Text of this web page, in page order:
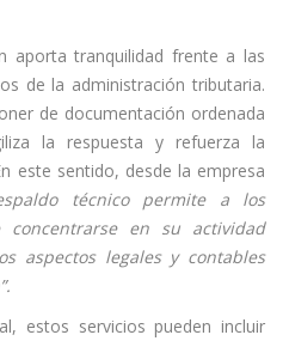
aporta tranquilidad frente a las
de la administración tributaria.
de documentación ordenada
la respuesta y refuerza la
este sentido, desde la empresa
técnico permite a los
en su actividad
aspectos legales y contables
estos servicios pueden incluir